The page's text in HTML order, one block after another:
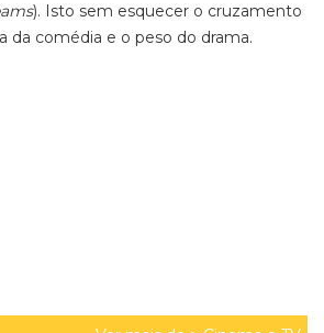
). Isto sem esquecer o cruzamento
da comédia e o peso do drama.